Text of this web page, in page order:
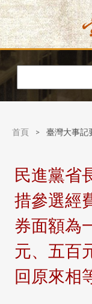
首頁 > 臺灣大事記
民進黨省
措參選經
券面額為
元、五百
回原來相